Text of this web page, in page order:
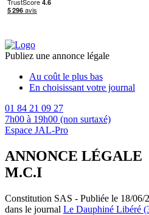
Publiez une annonce légale
Au coût le plus bas
En choisissant votre journal
01 84 21 09 27
7h00 à 19h00 (non surtaxé)
Espace JAL-Pro
ANNONCE LÉGALE
M.C.I
Constitution SAS - Publiée le 18/06/
dans le journal Le Dauphiné Libéré